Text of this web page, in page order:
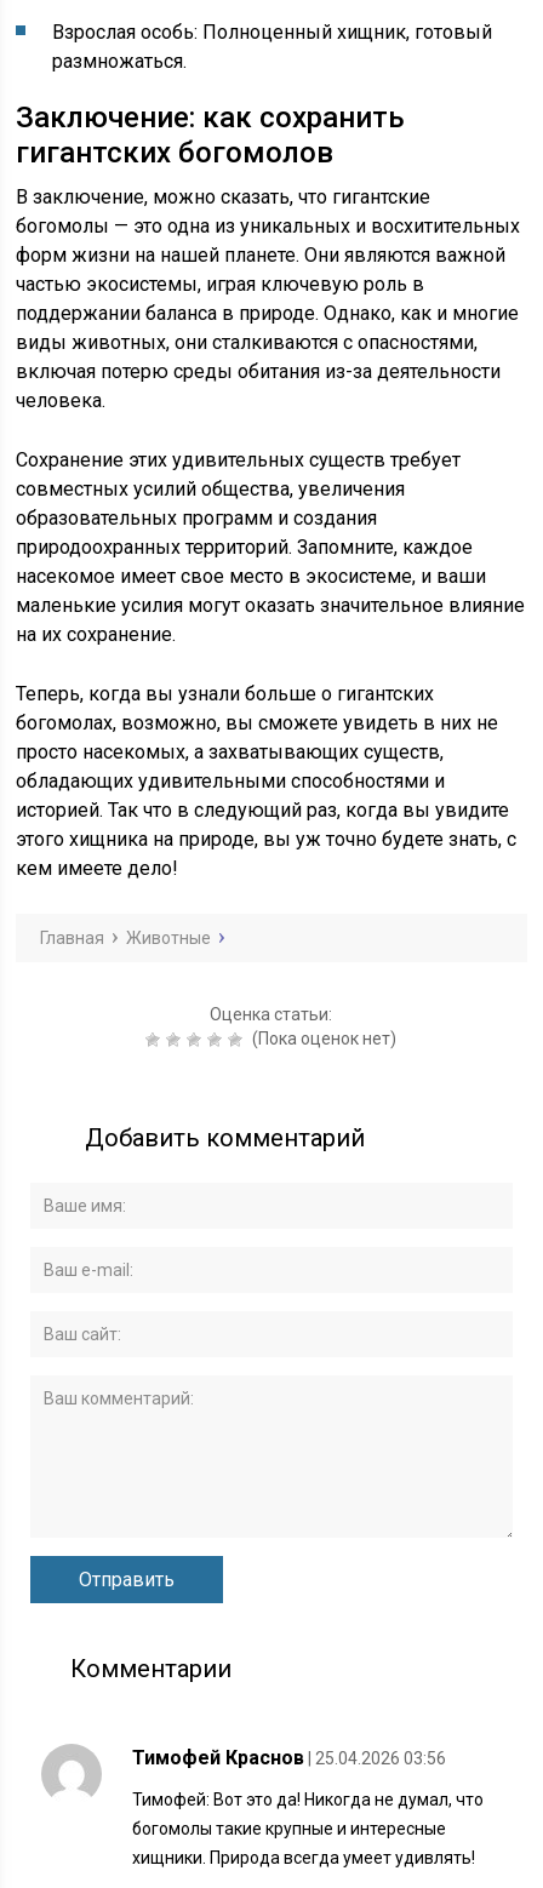
Взрослая особь: Полноценный хищник, готовый
размножаться.
Заключение: как сохранить
гигантских богомолов
В заключение, можно сказать, что гигантские
богомолы — это одна из уникальных и восхитительных
форм жизни на нашей планете. Они являются важной
частью экосистемы, играя ключевую роль в
поддержании баланса в природе. Однако, как и многие
виды животных, они сталкиваются с опасностями,
включая потерю среды обитания из-за деятельности
человека.
Сохранение этих удивительных существ требует
совместных усилий общества, увеличения
образовательных программ и создания
природоохранных территорий. Запомните, каждое
насекомое имеет свое место в экосистеме, и ваши
маленькие усилия могут оказать значительное влияние
на их сохранение.
Теперь, когда вы узнали больше о гигантских
богомолах, возможно, вы сможете увидеть в них не
просто насекомых, а захватывающих существ,
обладающих удивительными способностями и
историей. Так что в следующий раз, когда вы увидите
этого хищника на природе, вы уж точно будете знать, с
кем имеете дело!
Главная Животные
Оценка статьи:
(Пока оценок нет)
Добавить комментарий
Комментарии
Тимофей Краснов | 25.04.2026 03:56
Тимофей: Вот это да! Никогда не думал, что
богомолы такие крупные и интересные
хищники. Природа всегда умеет удивлять!